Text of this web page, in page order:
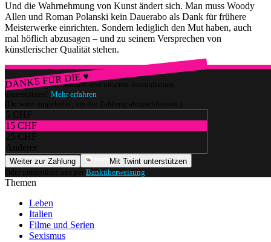
Und die Wahrnehmung von Kunst ändert sich. Man muss Woody
Allen und Roman Polanski kein Dauerabo als Dank für frühere
Meisterwerke einrichten. Sondern lediglich den Mut haben, auch
mal höflich abzusagen – und zu seinem Versprechen von
künstlerischer Qualität stehen.
DANKE FÜR DIE ♥
Würdest du gerne watson und unseren Journalismus
unterstützen? Mehr erfahren
(Du wirst umgeleitet, um die Zahlung abzuschliessen.)
5 CHF
15 CHF
25 CHF
Anderer
Weiter zur Zahlung
Mit Twint unterstützen
Oder unterstütze uns per Banküberweisung
Themen
Leben
Italien
Filme und Serien
Sexismus